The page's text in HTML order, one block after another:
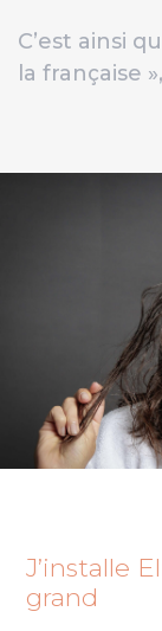
C’est ainsi
la française
J’installe
grand